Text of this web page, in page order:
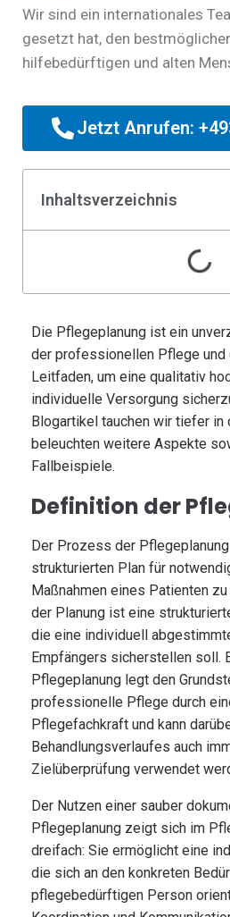
Wir sind ein internationales
gesetzt hat, den
hilfebedürftigen und alten
Jetzt Anrufen:
Inhaltsverzeichnis
Die Pflegeplanung ist ein
der professionellen Pflege
Leitfaden, um eine qualitativ
individuelle Versorgung
Blogartikel tauchen wir tiefer in
beleuchten weitere Aspekte
Fallbeispiele.
Definition der
Der Prozess der
strukturierten Plan für
Maßnahmen eines Patienten
der Planung ist eine
die eine individuell
Empfängers sicherstellen soll.
Pflegeplanung legt den
professionelle Pflege durch
Pflegefachkraft und kann
Behandlungsverlaufes auch
Zielüberprüfung verwendet
Der Nutzen einer sauber
Pflegeplanung zeigt sich im
dreifach: Sie ermöglicht eine
die sich an den konkreten
pflegebedürftigen Person